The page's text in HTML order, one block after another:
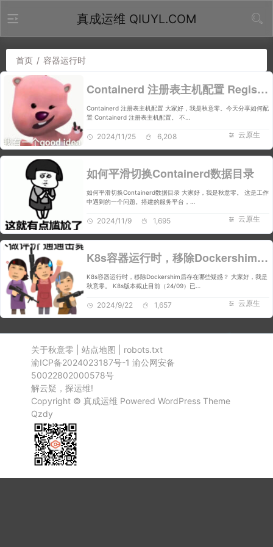
真成运维 QIUYL.COM
首页 / 容器运行时
Containerd 注册表主机配置 Registry Host
Containerd 注册表主机配置 大家好，我是秋意零。今天分享如何配
置 Containerd 注册表主机配置。 不…
云原生
2024/11/25 6,208
如何平滑切换Containerd数据目录
如何平滑切换Containerd数据目录 大家好，我是秋意零。 这是工作
中遇到的一个问题。搭建的服务平台，…
云原生
2024/11/9 1,695
K8s容器运行时，移除Dockershim后存在哪些疑惑？
K8s容器运行时，移除Dockershim后存在哪些疑惑？ 大家好，我是
秋意零。 K8s版本截止目前（24/09）已…
云原生
2024/9/22 1,657
关于秋意零 站点地图
robots.txt
渝ICP备2024023187号-1 渝公网安备
50022802000578号
解云疑，探运维!
Copyright © 真成运维 Powered WordPressTheme
Qzdy